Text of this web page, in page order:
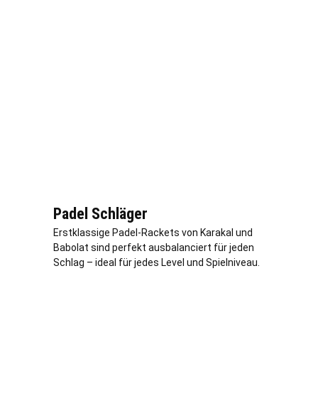
Padel Schläger
Erstklassige Padel-Rackets von Karakal und
Babolat sind perfekt ausbalanciert für jeden
Schlag – ideal für jedes Level und Spielniveau.